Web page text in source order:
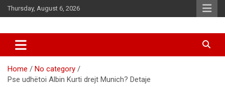
Skip
to
Thursday, August 6, 2026
d7-news.com
Home
No category
Pse udhëtoi Albin Kurti drejt Munich? Detaje